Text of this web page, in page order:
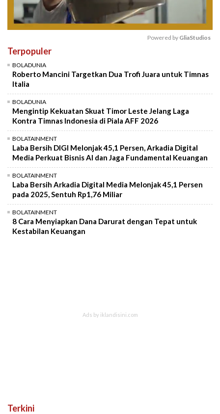
Powered by GliaStudios
Terpopuler
BOLADUNIA
Roberto Mancini Targetkan Dua Trofi Juara untuk Timnas
Italia
BOLADUNIA
Mengintip Kekuatan Skuat Timor Leste Jelang Laga
Kontra Timnas Indonesia di Piala AFF 2026
BOLATAINMENT
Laba Bersih DIGI Melonjak 45,1 Persen, Arkadia Digital
Media Perkuat Bisnis AI dan Jaga Fundamental Keuangan
BOLATAINMENT
Laba Bersih Arkadia Digital Media Melonjak 45,1 Persen
pada 2025, Sentuh Rp1,76 Miliar
BOLATAINMENT
8 Cara Menyiapkan Dana Darurat dengan Tepat untuk
Kestabilan Keuangan
Terkini